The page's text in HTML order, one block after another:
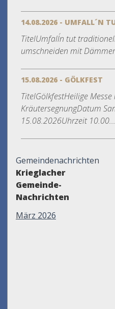
14.08.2026 - UMFALL´N
TitelUmfall´n tut
umschneiden mit
15.08.2026 - GÖLKFEST
TitelGölkfestHeilige
KräutersegnungDatum
15.08.2026Uhrzeit 10.00...
Gemeindenachrichten
Krieglacher
Gemeinde-
Nachrichten
März 2026